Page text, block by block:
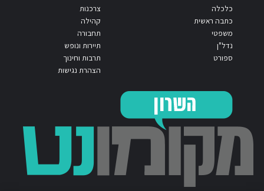
כלכלה
כתבה ראשית
משפטי
נדל"ן
ספורט
צרכנות
קהילה
תחבורה
תיירות ונופש
תרבות וחינוך
הצהרת נגישות